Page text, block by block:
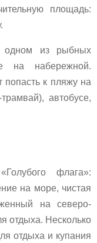
площадь:
одном из рыбных
на набережной.
попасть к пляжу на
автобусе,
флага»:
на море, чистая
на северо-
отдыха. Несколько
отдыха и купания